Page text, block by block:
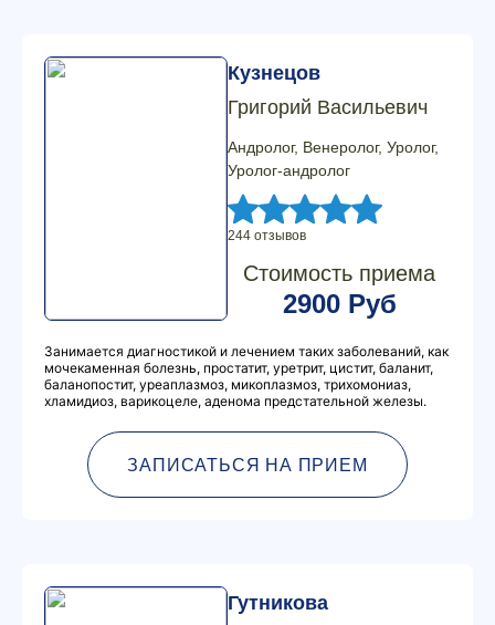
Кузнецов
Григорий Васильевич
Андролог, Венеролог, Уролог,
Уролог-андролог
244 отзывов
Стоимость приема
2900 Руб
Занимается диагностикой и лечением таких заболеваний, как
мочекаменная болезнь, простатит, уретрит, цистит, баланит,
баланопостит, уреаплазмоз, микоплазмоз, трихомониаз,
хламидиоз, варикоцеле, аденома предстательной железы.
ЗАПИСАТЬСЯ НА ПРИЕМ
Гутникова